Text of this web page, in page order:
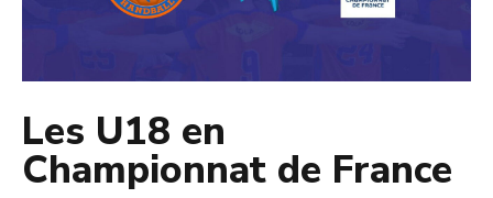
Les U18 en
Championnat de France